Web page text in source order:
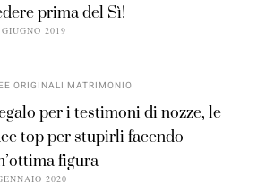
prima del Sì!
2019
ORIGINALI MATRIMONIO
per i testimoni di nozze, le
top per stupirli facendo
figura
2020